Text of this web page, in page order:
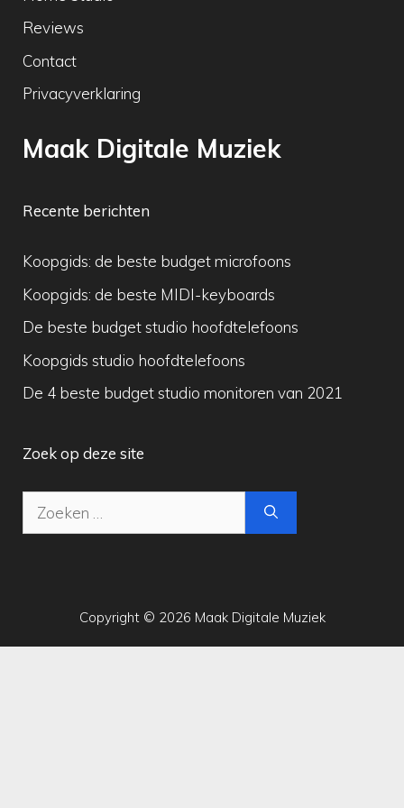
Reviews
Contact
Privacyverklaring
Maak Digitale Muziek
Recente berichten
Koopgids: de beste budget microfoons
Koopgids: de beste MIDI-keyboards
De beste budget studio hoofdtelefoons
Koopgids studio hoofdtelefoons
De 4 beste budget studio monitoren van 2021
Zoek op deze site
Zoek
Copyright © 2026 Maak Digitale Muziek